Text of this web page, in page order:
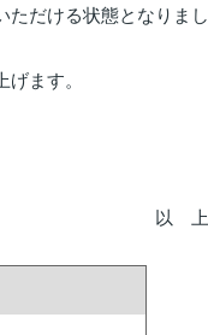
ただける状態となりまし
ます。
以 上